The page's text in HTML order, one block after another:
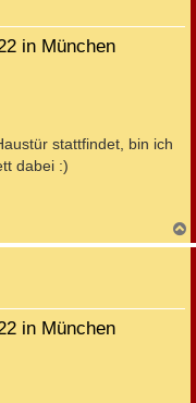
in München
stattfindet, bin ich
dabei :)
a
in München